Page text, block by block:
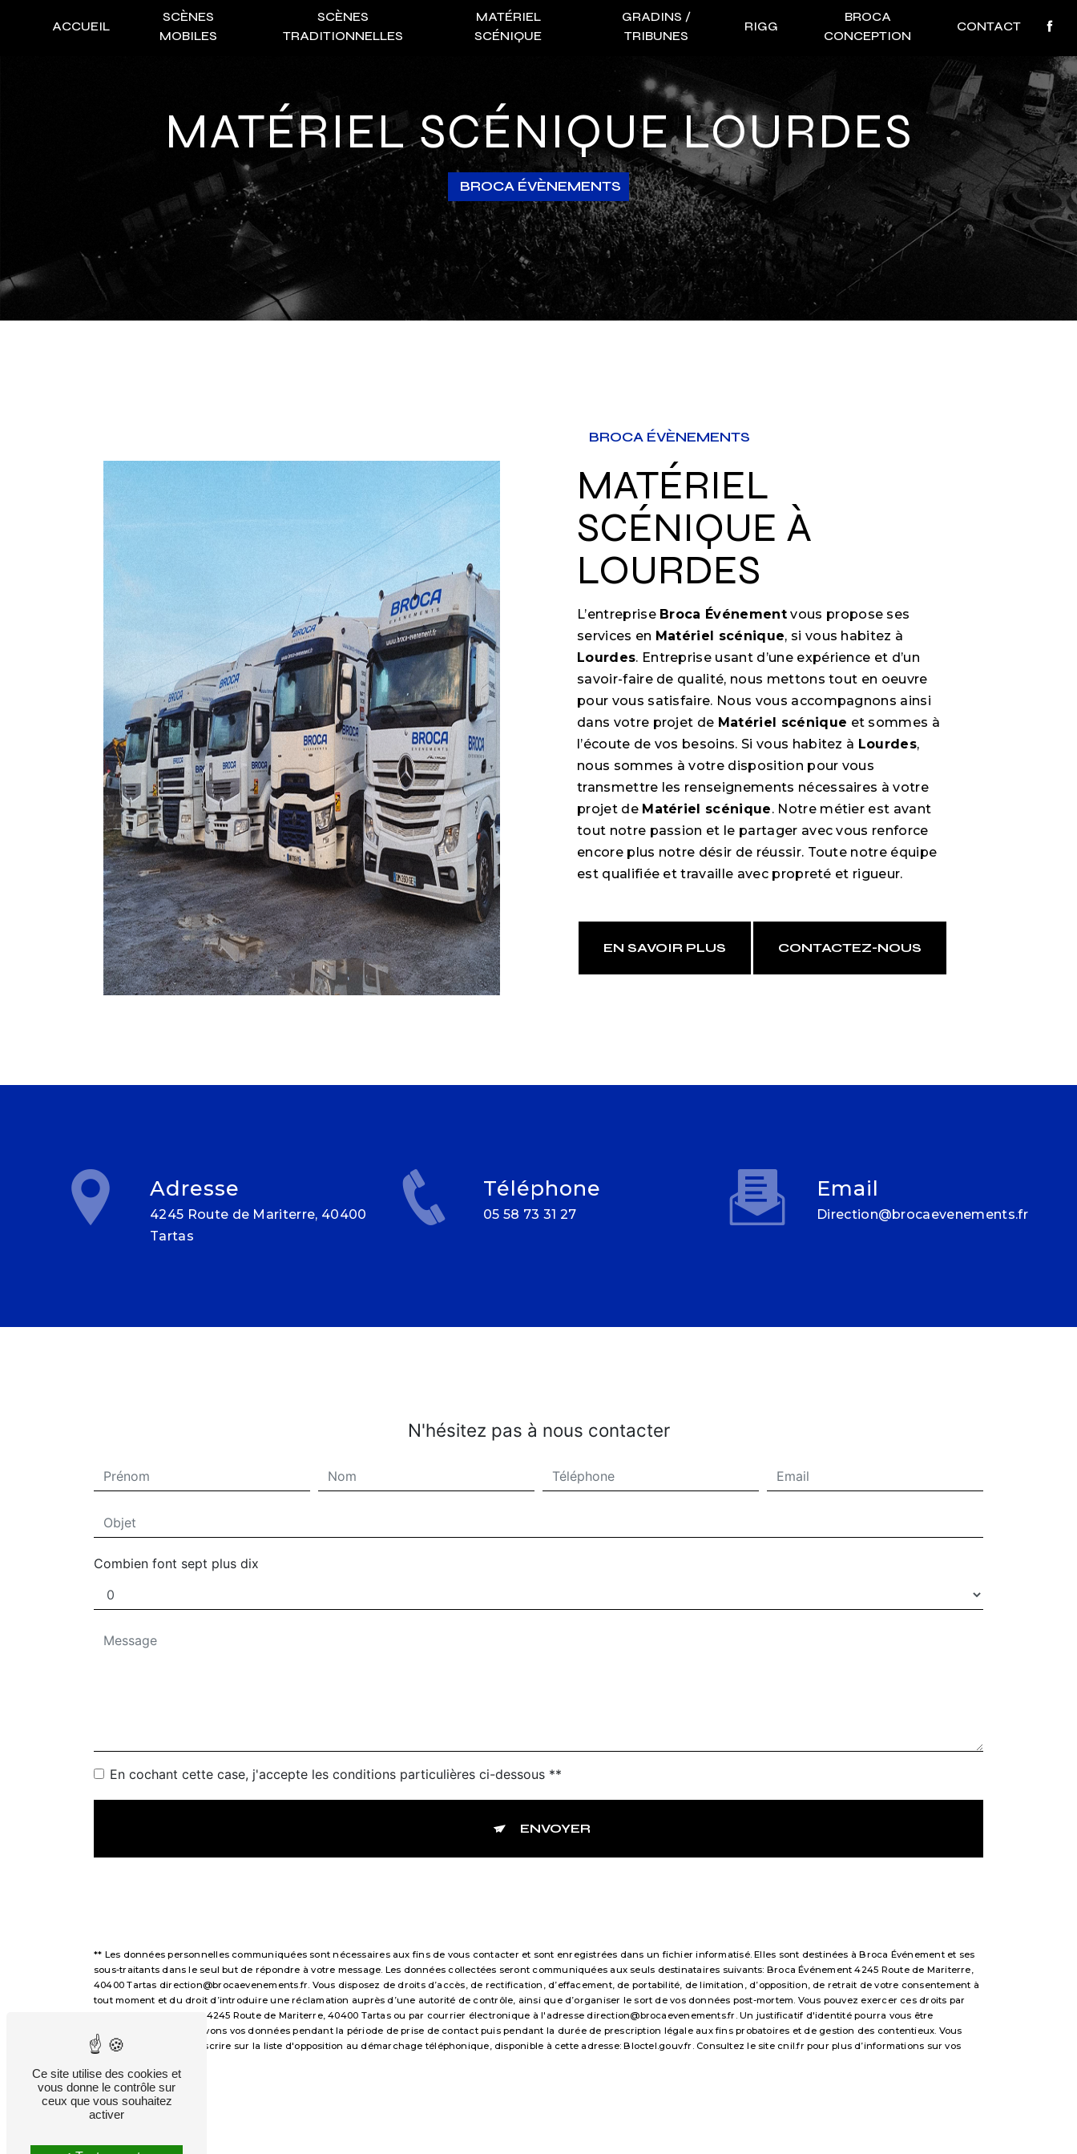
ACCUEIL
SCÈNES
MOBILES
SCÈNES
TRADITIONNELLES
MATÉRIEL
SCÉNIQUE
GRADINS /
TRIBUNES
RIGG
BROCA
CONCEPTION
CONTACT
MATÉRIEL SCÉNIQUE LOURDES
BROCA ÉVÈNEMENTS
BROCA ÉVÈNEMENTS
MATÉRIEL
SCÉNIQUE À
LOURDES
L’entreprise Broca Événementvous propose ses
services en Matériel scénique, si vous habitez à
Lourdes. Entreprise usant d’une expérience et d’un
savoir-faire de qualité, nous mettons tout en oeuvre
pour vous satisfaire. Nous vous accompagnons ainsi
dans votre projet de Matériel scénique et sommes à
l’écoute de vos besoins. Si vous habitez à Lourdes,
nous sommes à votre disposition pour vous
transmettre les renseignements nécessaires à votre
projet de Matériel scénique. Notre métier est avant
tout notre passion et le partager avec vous renforce
encore plus notre désir de réussir. Toute notre équipe
est qualifiée et travaille avec propreté et rigueur.
EN SAVOIR PLUS CONTACTEZ-NOUS
Adresse
4245 Route de Mariterre, 40400
Tartas
Téléphone
05 58 73 31 27
Email
direction@brocaevenements.fr
N'hésitez pas à nous contacter
Combien font sept plus dix
En cochant cette case, j'accepte les conditions particulières ci-dessous **
ENVOYER
** Les données personnelles communiquées sont nécessaires aux fins de vous contacter et sont enregistrées dans un fichier informatisé. Elles sont destinées à Broca Événement et ses
sous-traitants dans le seul but de répondre à votre message. Les données collectées seront communiquées aux seuls destinataires suivants: Broca Événement 4245 Route de Mariterre,
40400 Tartas direction@brocaevenements.fr. Vous disposez de droits d’accès, de rectification, d’effacement, de portabilité, de limitation, d’opposition, de retrait de votre consentement à
tout moment et du droit d’introduire une réclamation auprès d’une autorité de contrôle, ainsi que d’organiser le sort de vos données post-mortem. Vous pouvez exercer ces droits par
voie postale à l'adresse 4245 Route de Mariterre, 40400 Tartas ou par courrier électronique à l'adresse direction@brocaevenements.fr. Un justificatif d'identité pourra vous être
demandé. Nous conservons vos données pendant la période de prise de contact puis pendant la durée de prescription légale aux fins probatoires et de gestion des contentieux. Vous
avez le droit de vous inscrire sur la liste d'opposition au démarchage téléphonique, disponible à cette adresse:
Bloctel.gouv.fr. Consultez le site cnil.fr pour plus d’informations sur vos
Panneau de gestion des cookies
Ce site utilise des cookies et
vous donne le contrôle sur
ceux que vous souhaitez
activer